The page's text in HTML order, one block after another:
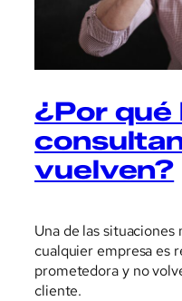
¿Por qué
vuelven?
Una de las
cualquier empresa es
prometedora y no
cliente.